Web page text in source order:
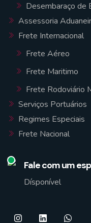
Desembaraço de
Assessoria
Frete Internacional
Frete Aéreo
Frete Maritimo
Frete Rodoviário
Serviços Portuários
Regimes Especiais
Frete Nacional
Fale com um
Dísponível